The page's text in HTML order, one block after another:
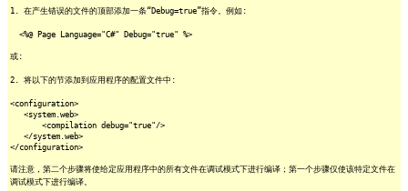
1. 在产生错误的文件的顶部添加一条“Debug=true”指令。例如:
<%@ Page Language="C#" Debug="true" %>
或:
2. 将以下的节添加到应用程序的配置文件中:
<configuration>
<system.web>
<compilation debug="true"/>
</system.web>
</configuration>
请注意，第二个步骤将使给定应用程序中的所有文件在调试模式下进行编译；第一个步骤仅使该特定文件在
调试模式下进行编译。